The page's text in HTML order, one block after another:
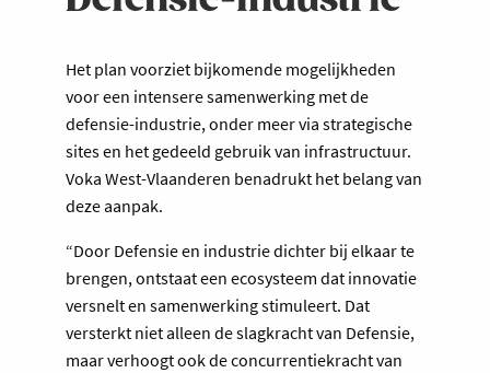
Het plan voorziet bijkomende mogelijkheden
voor een intensere samenwerking met de
defensie-industrie, onder meer via strategische
sites en het gedeeld gebruik van infrastructuur.
Voka West-Vlaanderen benadrukt het belang van
deze aanpak.
“Door Defensie en industrie dichter bij elkaar te
brengen, ontstaat een ecosysteem dat innovatie
versnelt en samenwerking stimuleert. Dat
versterkt niet alleen de slagkracht van Defensie,
maar verhoogt ook de concurrentiekracht van